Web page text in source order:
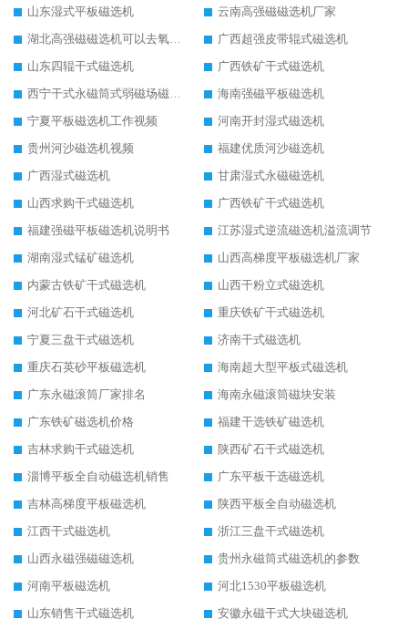
山东湿式平板磁选机
云南高强磁磁选机厂家
湖北高强磁磁选机可以去氧化铝
广西超强皮带辊式磁选机
山东四辊干式磁选机
广西铁矿干式磁选机
西宁干式永磁筒式弱磁场磁选机结构图
海南强磁平板磁选机
宁夏平板磁选机工作视频
河南开封湿式磁选机
贵州河沙磁选机视频
福建优质河沙磁选机
广西湿式磁选机
甘肃湿式永磁磁选机
山西求购干式磁选机
广西铁矿干式磁选机
福建强磁平板磁选机说明书
江苏湿式逆流磁选机溢流调节
湖南湿式锰矿磁选机
山西高梯度平板磁选机厂家
内蒙古铁矿干式磁选机
山西干粉立式磁选机
河北矿石干式磁选机
重庆铁矿干式磁选机
宁夏三盘干式磁选机
济南干式磁选机
重庆石英砂平板磁选机
海南超大型平板式磁选机
广东永磁滚筒厂家排名
海南永磁滚筒磁块安装
广东铁矿磁选机价格
福建干选铁矿磁选机
吉林求购干式磁选机
陕西矿石干式磁选机
淄博平板全自动磁选机销售
广东平板干选磁选机
吉林高梯度平板磁选机
陕西平板全自动磁选机
江西干式磁选机
浙江三盘干式磁选机
山西永磁强磁磁选机
贵州永磁筒式磁选机的参数
河南平板磁选机
河北1530平板磁选机
山东销售干式磁选机
安徽永磁干式大块磁选机